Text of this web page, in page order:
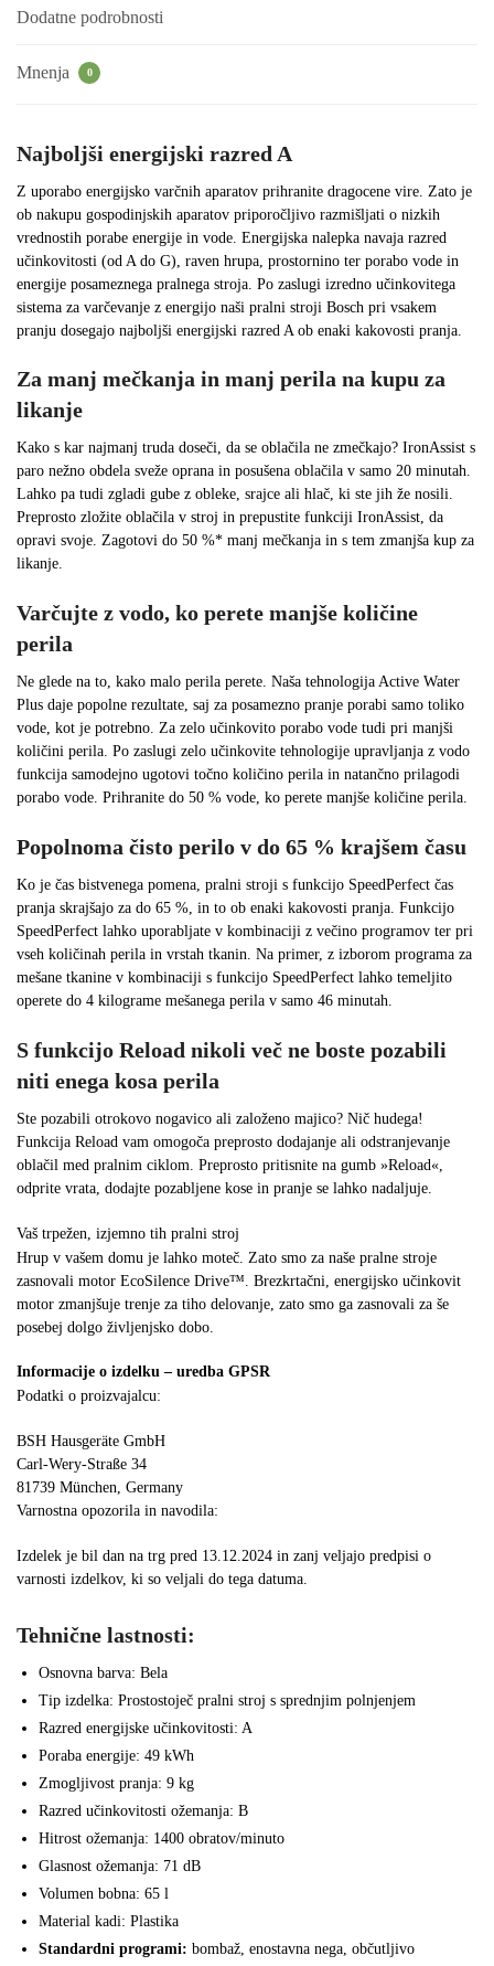
Dodatne podrobnosti
Mnenja 0
Najboljši energijski razred A
Z uporabo energijsko varčnih aparatov prihranite dragocene vire. Zato je
ob nakupu gospodinjskih aparatov priporočljivo razmišljati o nizkih
vrednostih porabe energije in vode. Energijska nalepka navaja razred
učinkovitosti (od A do G), raven hrupa, prostornino ter porabo vode in
energije posameznega pralnega stroja. Po zaslugi izredno učinkovitega
sistema za varčevanje z energijo naši pralni stroji Bosch pri vsakem
pranju dosegajo najboljši energijski razred A ob enaki kakovosti pranja.
Za manj mečkanja in manj perila na kupu za
likanje
Kako s kar najmanj truda doseči, da se oblačila ne zmečkajo? IronAssist s
paro nežno obdela sveže oprana in posušena oblačila v samo 20 minutah.
Lahko pa tudi zgladi gube z obleke, srajce ali hlač, ki ste jih že nosili.
Preprosto zložite oblačila v stroj in prepustite funkciji IronAssist, da
opravi svoje. Zagotovi do 50 %* manj mečkanja in s tem zmanjša kup za
likanje.
Varčujte z vodo, ko perete manjše količine
perila
Ne glede na to, kako malo perila perete. Naša tehnologija Active Water
Plus daje popolne rezultate, saj za posamezno pranje porabi samo toliko
vode, kot je potrebno. Za zelo učinkovito porabo vode tudi pri manjši
količini perila. Po zaslugi zelo učinkovite tehnologije upravljanja z vodo
funkcija samodejno ugotovi točno količino perila in natančno prilagodi
porabo vode. Prihranite do 50 % vode, ko perete manjše količine perila.
Popolnoma čisto perilo v do 65 % krajšem času
Ko je čas bistvenega pomena, pralni stroji s funkcijo SpeedPerfect čas
pranja skrajšajo za do 65 %, in to ob enaki kakovosti pranja. Funkcijo
SpeedPerfect lahko uporabljate v kombinaciji z večino programov ter pri
vseh količinah perila in vrstah tkanin. Na primer, z izborom programa za
mešane tkanine v kombinaciji s funkcijo SpeedPerfect lahko temeljito
operete do 4 kilograme mešanega perila v samo 46 minutah.
S funkcijo Reload nikoli več ne boste pozabili
niti enega kosa perila
Ste pozabili otrokovo nogavico ali založeno majico? Nič hudega!
Funkcija Reload vam omogoča preprosto dodajanje ali odstranjevanje
oblačil med pralnim ciklom. Preprosto pritisnite na gumb »Reload«,
odprite vrata, dodajte pozabljene kose in pranje se lahko nadaljuje.
Vaš trpežen, izjemno tih pralni stroj
Hrup v vašem domu je lahko moteč. Zato smo za naše pralne stroje
zasnovali motor EcoSilence Drive™. Brezkrtačni, energijsko učinkovit
motor zmanjšuje trenje za tiho delovanje, zato smo ga zasnovali za še
posebej dolgo življenjsko dobo.
Informacije o izdelku – uredba GPSR
Podatki o proizvajalcu:
BSH Hausgeräte GmbH
Carl-Wery-Straße 34
81739 München, Germany
Varnostna opozorila in navodila:
Izdelek je bil dan na trg pred 13.12.2024 in zanj veljajo predpisi o
varnosti izdelkov, ki so veljali do tega datuma.
Tehnične lastnosti:
Osnovna barva: Bela
Tip izdelka: Prostostoječ pralni stroj s sprednjim polnjenjem
Razred energijske učinkovitosti: A
Poraba energije: 49 kWh
Zmogljivost pranja: 9 kg
Razred učinkovitosti ožemanja: B
Hitrost ožemanja: 1400 obratov/minuto
Glasnost ožemanja: 71 dB
Volumen bobna: 65 l
Material kadi: Plastika
Standardni programi: bombaž, enostavna nega, občutljivo